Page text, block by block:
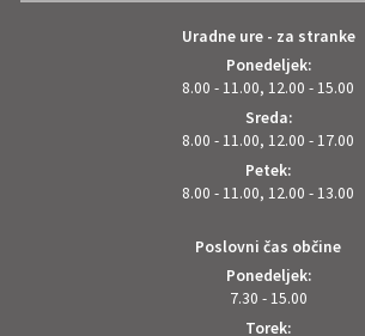
Uradne ure - za stranke
Ponedeljek:
8.00 - 11.00, 12.00 - 15.00
Sreda:
8.00 - 11.00, 12.00 - 17.00
Petek:
8.00 - 11.00, 12.00 - 13.00
Poslovni čas občine
Ponedeljek:
7.30 - 15.00
Torek: